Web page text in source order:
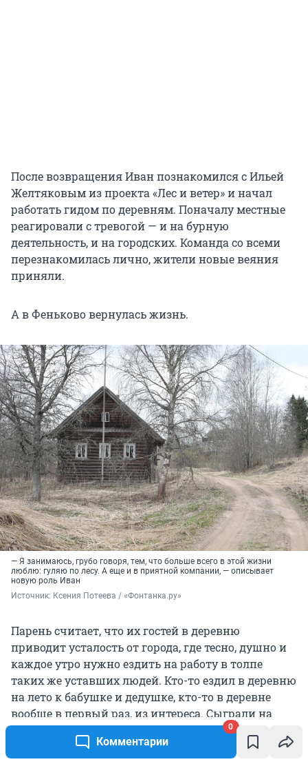
Комментарии
0
После возвращения Иван познакомился с Ильей
Желтяковым из проекта «Лес и ветер» и начал
работать гидом по деревням. Поначалу местные
реагировали с тревогой — и на бурную
деятельность, и на городских. Команда со всеми
перезнакомилась лично, жители новые веяния
приняли.
А в Феньково вернулась жизнь.
— Я занимаюсь, грубо говоря, тем, что больше всего в этой жизни
люблю: гуляю по лесу. А еще и в приятной компании, — описывает
новую роль Иван
Источник: Ксения Потеева / «Фонтанка.ру»
Парень считает, что их гостей в деревню
приводит усталость от города, где тесно, душно и
каждое утро нужно ездить на работу в толпе
таких же уставших людей. Кто-то ездил в деревню
на лето к бабушке и дедушке, кто-то в деревне
вообще в первый раз, из интереса. Сыграли на
Ребовой горе уже и две свадьбы — не местные, а
гости из города.